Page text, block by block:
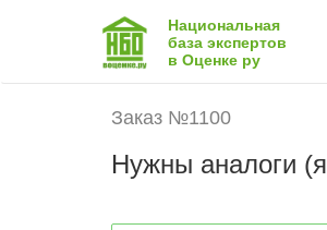
Национальная
база экспертов
в Оценке ру
Заказ №1100
Нужны аналоги